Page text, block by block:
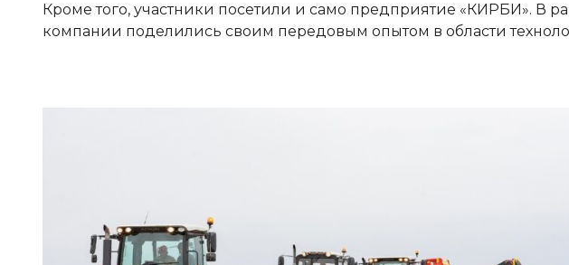
Кроме того, участники посетили и само предприятие «КИРБИ». В
компании поделились своим передовым опытом в области